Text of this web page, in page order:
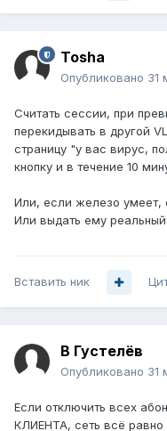
Tosha
Опубликовано 31
Считать сессии, при
перекидывать в другой
страницу "у вас вирус,
кнопку и в течение 10
Или, если железо умеет,
Или выдать ему реальный
Вставить ник
В Густелёв
Опубликовано 31
Если отключить всех
КЛИЕНТА, сеть всё равно